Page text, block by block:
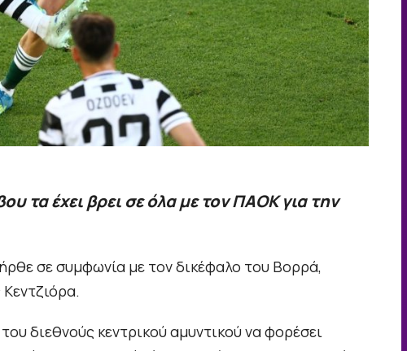
τα έχει βρει σε όλα με τον ΠΑΟΚ για την
σε συμφωνία με τον δικέφαλο του Βορρά,
διεθνούς κεντρικού αμυντικού να φορέσει